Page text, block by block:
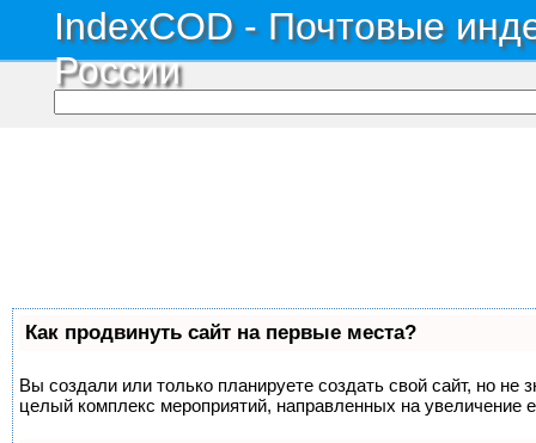
IndexCOD - Почтовые
России
Как продвинуть сайт на первые места?
Вы создали или только планируете создать свой сайт, но не
целый комплекс мероприятий, направленных на увеличение